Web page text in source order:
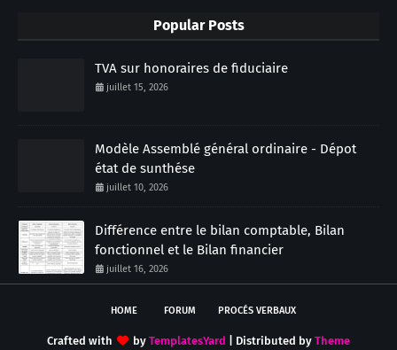
Popular Posts
TVA sur honoraires de fiduciaire
juillet 15, 2026
Modèle Assemblé général ordinaire - Dépot
état de sunthése
juillet 10, 2026
Différence entre le bilan comptable, Bilan
fonctionnel et le Bilan financier
juillet 16, 2026
HOME FORUM PROCÉS VERBAUX
Crafted with by TemplatesYard | Distributed by Theme